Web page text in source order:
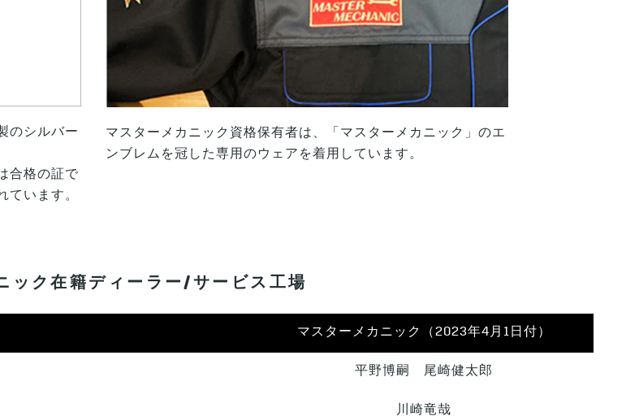
のシルバー
合格の証で
ています。
マスターメカニック資格保有者は、「マスターメカニック」のエ
ンブレムを冠した専用のウェアを着用しています。
ック在籍ディーラー/サービス工場
マスターメカニック（2023年4月1日付）
平野博嗣 尾崎健太郎
川崎竜哉